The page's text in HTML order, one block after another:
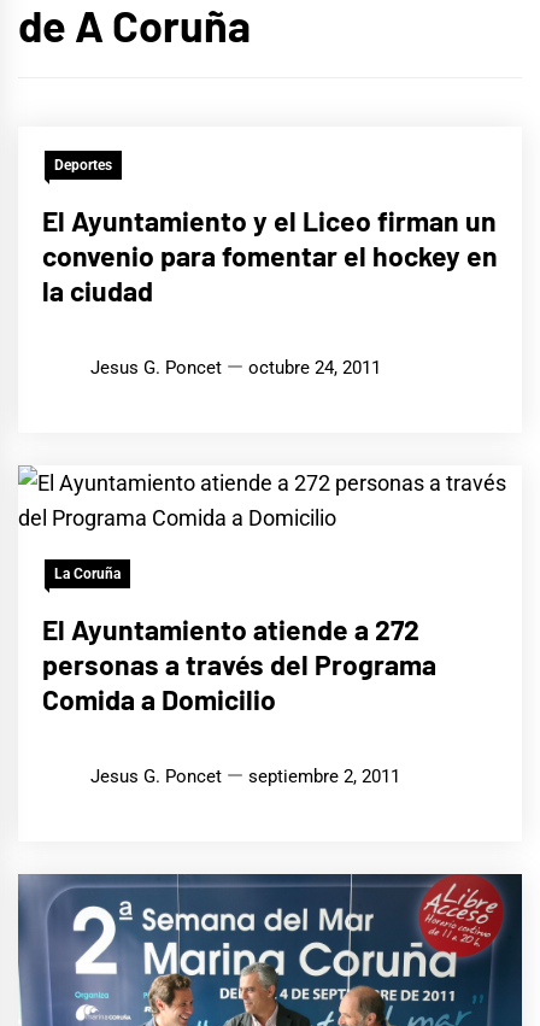
de A Coruña
Deportes
El Ayuntamiento y el Liceo firman un
convenio para fomentar el hockey en
la ciudad
Jesus G. Poncet octubre 24, 2011
La Coruña
El Ayuntamiento atiende a 272
personas a través del Programa
Comida a Domicilio
Jesus G. Poncet septiembre 2, 2011